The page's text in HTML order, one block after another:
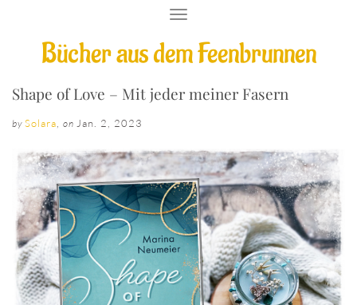
Bücher aus dem Feenbrunnen
T
G
N
G
T
I
O
N
Shape of Love – Mit jeder meiner Fasern
by Solara on Jan. 2, 2023